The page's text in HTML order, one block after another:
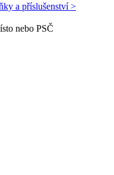
a příslušenství >
nebo PSČ